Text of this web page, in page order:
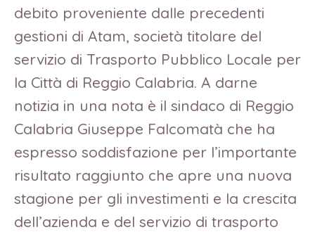
debito proveniente dalle precedenti
gestioni di Atam, società titolare del
servizio di Trasporto Pubblico Locale per
la Città di Reggio Calabria. A darne
notizia in una nota è il sindaco di Reggio
Calabria Giuseppe Falcomatà che ha
espresso soddisfazione per l’importante
risultato raggiunto che apre una nuova
stagione per gli investimenti e la crescita
dell’azienda e del servizio di trasporto